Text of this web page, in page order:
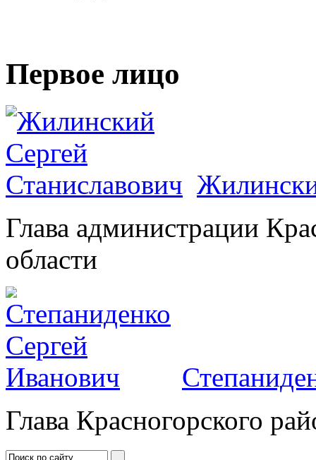
Первое лицо
Глава администрации
области
Глава Красногорского